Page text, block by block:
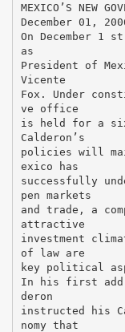
MEXICO’S NEW
December 01,
On December 1
as
President of
Vicente
Fox. Under
ve office
is held for a
Calderon’s
policies will
exico has
successfully
pen markets
and trade, a
attractive
investment
of law are
key political
In his first
deron
instructed his
nomy that